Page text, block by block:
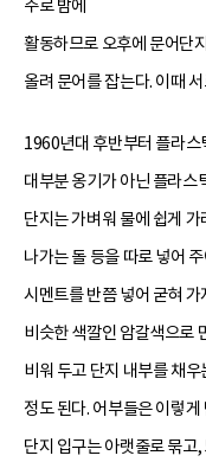
주로 밤에
활동하므로 오후에 문어단
올려 문어를 잡는다. 이때
1960년대 후반부터 플라
대부분 옹기가 아닌 플라스
단지는 가벼워 물에 쉽게
나가는 돌 등을 따로 넣어
시멘트를 반쯤 넣어 굳혀
비슷한 색깔인 암갈색으로
비워 두고 단지 내부를 채
정도 된다. 어부들은 이렇
단지 입구는 아랫줄로 묶